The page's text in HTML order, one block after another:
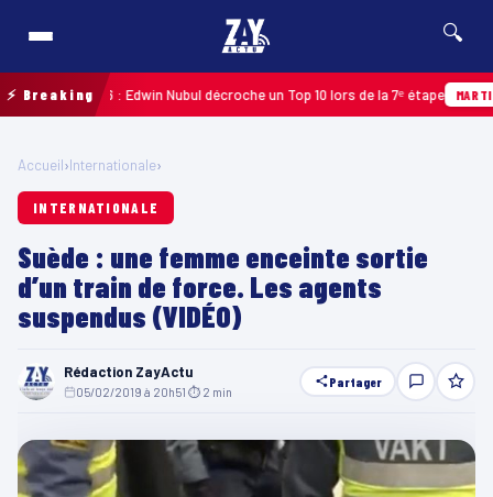
🔍
⚡ Breaking
2026 : Edwin Nubul décroche un Top 10 lors de la 7ᵉ étape MARTINIQUE
Accueil›Internationale›
INTERNATIONALE
Suède : une femme enceinte sortie
d’un train de force. Les agents
suspendus (VIDÉO)
Rédaction ZayActu
05/02/2019 à 20h51 ⏱ 2 min
Partager